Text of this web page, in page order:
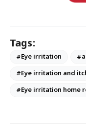
Tags:
#Eye irritation
#Eye irritation and
#Eye irritation home